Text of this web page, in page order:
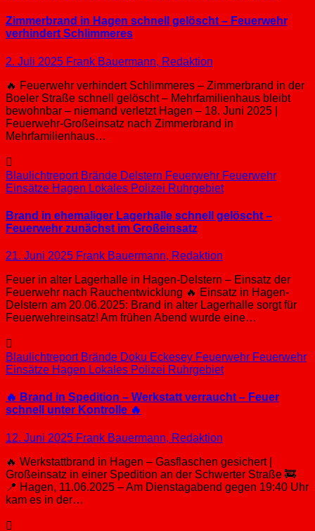
Zimmerbrand in Hagen schnell gelöscht – Feuerwehr
verhindert Schlimmeres
2. Juli 2025 Frank Bauermann, Redaktion
🔥 Feuerwehr verhindert Schlimmeres – Zimmerbrand in der
Boeler Straße schnell gelöscht – Mehrfamilienhaus bleibt
bewohnbar – niemand verletzt Hagen – 18. Juni 2025 |
Feuerwehr-Großeinsatz nach Zimmerbrand in
Mehrfamilienhaus…
Blaulichtreport Brände Delstern Feuerwehr Feuerwehr
Einsätze Hagen Lokales Polizei Ruhrgebiet
Brand in ehemaliger Lagerhalle schnell gelöscht –
Feuerwehr zunächst im Großeinsatz
21. Juni 2025 Frank Bauermann, Redaktion
Feuer in alter Lagerhalle in Hagen-Delstern – Einsatz der
Feuerwehr nach Rauchentwicklung 🔥 Einsatz in Hagen-
Delstern am 20.06.2025: Brand in alter Lagerhalle sorgt für
Feuerwehreinsatz! Am frühen Abend wurde eine…
Blaulichtreport Brände Doku Eckesey Feuerwehr Feuerwehr
Einsätze Hagen Lokales Polizei Ruhrgebiet
🔥 Brand in Spedition – Werkstatt verraucht – Feuer
schnell unter Kontrolle 🔥
12. Juni 2025 Frank Bauermann, Redaktion
🔥 Werkstattbrand in Hagen – Gasflaschen gesichert |
Großeinsatz in einer Spedition an der Schwerter Straße 🚒
📍 Hagen, 11.06.2025 – Am Dienstagabend gegen 19:40 Uhr
kam es in der…